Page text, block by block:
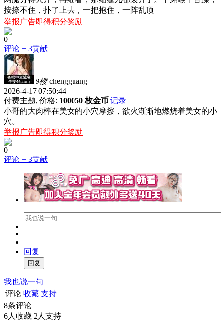
按捺不住，扑了上去，一把抱住，一阵乱顶
举报广告即得积分奖励
0
评论 + 3贡献
9楼 chengguang
2026-4-17 07:50:44
付费主题, 价格: 100050 枚金币 记录
小哥的大肉棒在美女的小穴摩擦，欲火渐渐地燃烧着美女的小
穴。
举报广告即得积分奖励
0
评论 + 3贡献
回复
我也说一句
评论 收藏 支持
8条评论
6人收藏 2人支持